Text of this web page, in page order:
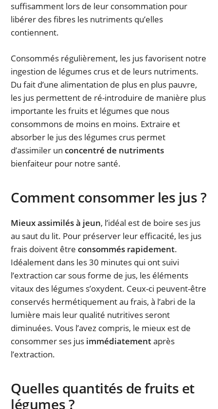
suffisamment lors de leur consommation pour
libérer des fibres les nutriments qu’elles
contiennent.
Consommés régulièrement, les jus favorisent notre
ingestion de légumes crus et de leurs nutriments.
Du fait d’une alimentation de plus en plus pauvre,
les jus permettent de ré-introduire de manière plus
importante les fruits et légumes que nous
consommons de moins en moins. Extraire et
absorber le jus des légumes crus permet
d’assimiler unconcentré de nutriments
bienfaiteur pour notre santé.
Comment consommer les jus ?
Mieux assimilés à jeun, l’idéal est de boire ses jus
au saut du lit. Pour préserver leur efficacité, les jus
frais doivent êtreconsommés rapidement.
Idéalement dans les 30 minutes qui ont suivi
l’extraction car sous forme de jus, les éléments
vitaux des légumes s’oxydent. Ceux-ci peuvent-être
conservés hermétiquement au frais, à l’abri de la
lumière mais leur qualité nutritives seront
diminuées. Vous l’avez compris, le mieux est de
consommer ses jus immédiatementaprès
l’extraction.
Quelles quantités de fruits et
légumes ?